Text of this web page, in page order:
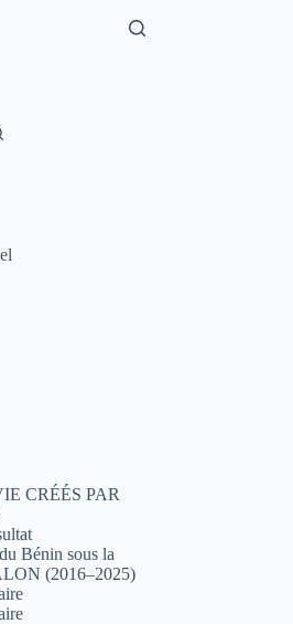
CRÉÉS PAR
Bénin sous la
(2016–2025)